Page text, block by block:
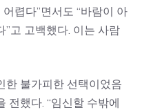
렵다”면서도 “바람이 아
고 고백했다. 이는 사람
한 불가피한 선택이었음
전했다. “임신할 수밖에